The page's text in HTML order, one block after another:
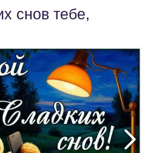
снов тебе,